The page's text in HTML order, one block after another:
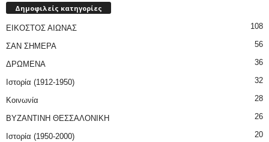
Δημοφιλείς κατηγορίες
ΕΙΚΟΣΤΟΣ ΑΙΩΝΑΣ 108
ΣΑΝ ΣΗΜΕΡΑ 56
ΔΡΩΜΕΝΑ 36
Ιστορία (1912-1950) 32
Κοινωνία 28
ΒΥΖΑΝΤΙΝΗ ΘΕΣΣΑΛΟΝΙΚΗ 26
Ιστορία (1950-2000) 20